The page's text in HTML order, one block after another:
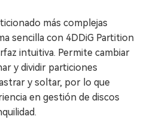
más complejas
sencilla con 4DDiG Partition
intuitiva. Permite cambiar
y dividir particiones
y soltar, por lo que
en gestión de discos